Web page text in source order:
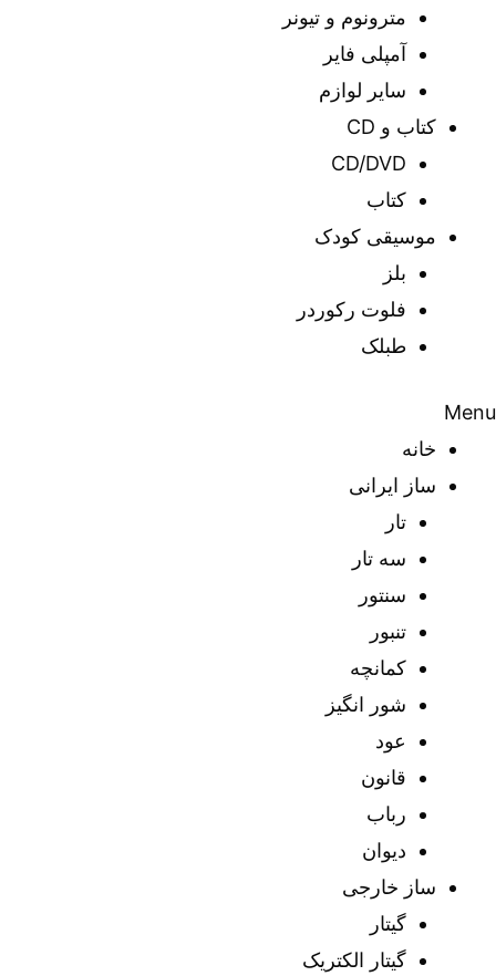
مترونوم و تیونر
آمپلی فایر
سایر لوازم
کتاب و CD
CD/DVD
کتاب
موسیقی کودک
بلز
فلوت رکوردر
طبلک
Menu
خانه
ساز ایرانی
تار
سه تار
سنتور
تنبور
کمانچه
شور انگیز
عود
قانون
رباب
دیوان
ساز خارجی
گیتار
گیتار الکتریک